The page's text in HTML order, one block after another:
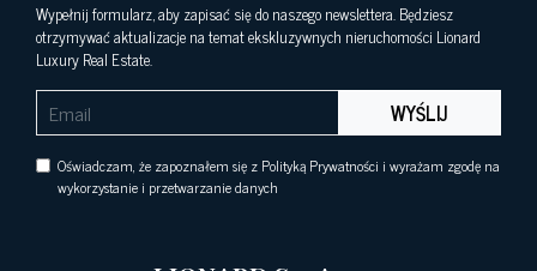
Wypełnij formularz, aby zapisać się do naszego newslettera. Będziesz
otrzymywać aktualizacje na temat ekskluzywnych nieruchomości Lionard
Luxury Real Estate.
WYŚLIJ
Oświadczam, że zapoznałem się z Polityką Prywatności i wyrażam zgodę na
wykorzystanie i przetwarzanie danych